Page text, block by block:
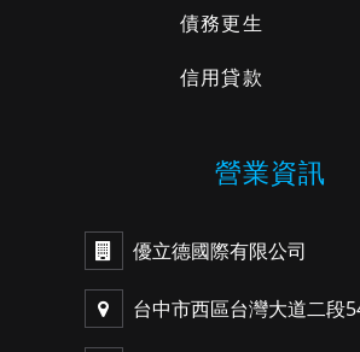
債務更生
信用貸款
營業資訊
優立德國際有限公司
台中市西區台灣大道二段